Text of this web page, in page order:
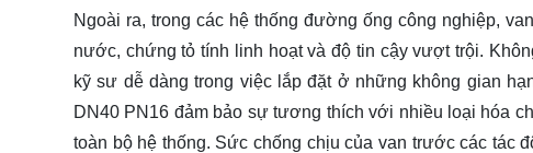
Ngoài ra, trong các hệ thống đường ống công nghiệp,
nước, chứng tỏ tính linh hoạt và độ tin cậy vượt trội.
kỹ sư dễ dàng trong việc lắp đặt ở những không gian
DN40 PN16 đảm bảo sự tương thích với nhiều loại hóa
toàn bộ hệ thống. Sức chống chịu của van trước các tác